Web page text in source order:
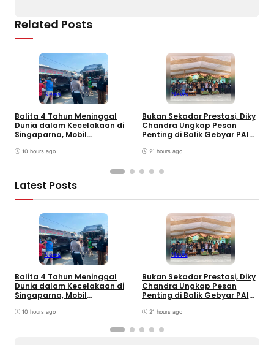
Related Posts
News
Balita 4 Tahun Meninggal
Dunia dalam Kecelakaan di
Singaparna, Mobil
Umur
10 hours ago
News
Bukan Sekadar Prestasi, Diky
Chandra Ungkap Pesan
Penting di Balik Gebyar PAI
21 hours ago
Latest Posts
News
Balita 4 Tahun Meninggal
Dunia dalam Kecelakaan di
Singaparna, Mobil
Umur
10 hours ago
News
Bukan Sekadar Prestasi, Diky
Chandra Ungkap Pesan
Penting di Balik Gebyar PAI
21 hours ago